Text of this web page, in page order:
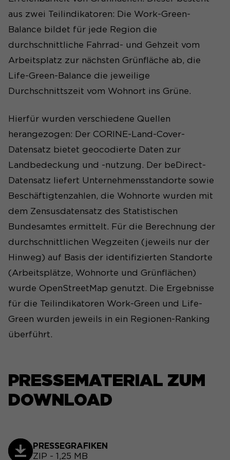
aus zwei Teilindikatoren: Die Work-Green-
Balance bildet für jede Region die
durchschnittliche Fahrrad- und Gehzeit vom
Arbeitsplatz zur nächsten Grünfläche ab, die
Life-Green-Balance die jeweilige
Durchschnittszeit vom Wohnort ins Grüne.
Hierfür wurden verschiedene Quellen
herangezogen: Der CORINE-Land-Cover-
Datensatz bietet geocodierte Daten zur
Landbedeckung und -nutzung. Der beDirect-
Datensatz liefert Unternehmensstandorte sowie
Beschäftigtenzahlen, die Wohnorte wurden mit
dem Zensusdatensatz des Statistischen
Bundesamtes ermittelt. Für die Berechnung der
durchschnittlichen Wegzeiten (jeweils nur der
Hinweg) auf Basis der identifizierten Standorte
(Arbeitsplätze, Wohnorte und Grünflächen)
wurde OpenStreetMap genutzt. Die Ergebnisse
für die Teilindikatoren Work-Green und Life-
Green wurden jeweils in ein Regionen-Ranking
überführt.
PRESSEMATERIAL ZUM
DOWNLOAD
PRESSEGRAFIKEN
ZIP - 1,25 MB
Anbieter
Laufzeit 1 Jahr
Zweck
Dieses Cookie wird verwendet,
um Ihre Cookie-Einstellungen
für diese Website zu speichern.
Laufzeit 1 Jahr
Zweck
Dieser Wert speichert Ihre
anderem eine zufällig
generierte ID, für die
vorgenommen Einstellungen,
falls der Webseiten-Betreiber
dies eingestellt hat.
Statistiken
Wir nutzen auf unserer Website das Open-
Surfverhaltens unserer Nutzer. Die Software
setzt ein Cookie auf dem Rechner der Nutzer.
Anbieter Matomo
Zweck
Erfasst Statistiken über
Besuche des Benutzers auf
Anzahl der Besuche,
durchschnittliche
Verweildauer auf der
gelesen wurden.
Anbieter Matomo
während der Sitzung
nachzuverfolgen.